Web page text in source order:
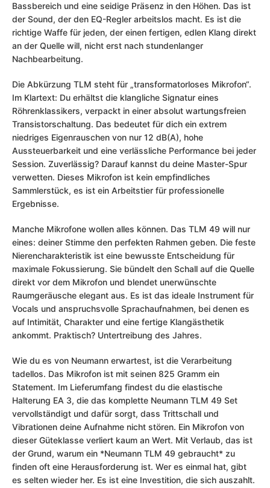
Bassbereich und eine seidige Präsenz in den Höhen. Das ist
der Sound, der den EQ-Regler arbeitslos macht. Es ist die
richtige Waffe für jeden, der einen fertigen, edlen Klang direkt
an der Quelle will, nicht erst nach stundenlanger
Nachbearbeitung.
Die Abkürzung TLM steht für „transformatorloses Mikrofon“.
Im Klartext: Du erhältst die klangliche Signatur eines
Röhrenklassikers, verpackt in einer absolut wartungsfreien
Transistorschaltung. Das bedeutet für dich ein extrem
niedriges Eigenrauschen von nur 12 dB(A), hohe
Aussteuerbarkeit und eine verlässliche Performance bei jeder
Session. Zuverlässig? Darauf kannst du deine Master-Spur
verwetten. Dieses Mikrofon ist kein empfindliches
Sammlerstück, es ist ein Arbeitstier für professionelle
Ergebnisse.
Manche Mikrofone wollen alles können. Das TLM 49 will nur
eines: deiner Stimme den perfekten Rahmen geben. Die feste
Nierencharakteristik ist eine bewusste Entscheidung für
maximale Fokussierung. Sie bündelt den Schall auf die Quelle
direkt vor dem Mikrofon und blendet unerwünschte
Raumgeräusche elegant aus. Es ist das ideale Instrument für
Vocals und anspruchsvolle Sprachaufnahmen, bei denen es
auf Intimität, Charakter und eine fertige Klangästhetik
ankommt. Praktisch? Untertreibung des Jahres.
Wie du es von Neumann erwartest, ist die Verarbeitung
tadellos. Das Mikrofon ist mit seinen 825 Gramm ein
Statement. Im Lieferumfang findest du die elastische
Halterung EA 3, die das komplette Neumann TLM 49 Set
vervollständigt und dafür sorgt, dass Trittschall und
Vibrationen deine Aufnahme nicht stören. Ein Mikrofon von
dieser Güteklasse verliert kaum an Wert. Mit Verlaub, das ist
der Grund, warum ein *Neumann TLM 49 gebraucht* zu
finden oft eine Herausforderung ist. Wer es einmal hat, gibt
es selten wieder her. Es ist eine Investition, die sich auszahlt.